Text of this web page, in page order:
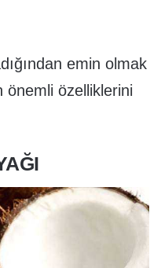
emin olmak
önemli özelliklerini